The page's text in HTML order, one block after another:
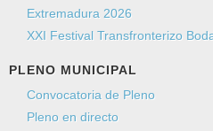
Extremadura 2026
XXI Festival Transfronterizo
PLENO MUNICIPAL
Convocatoria de Pleno
Pleno en directo